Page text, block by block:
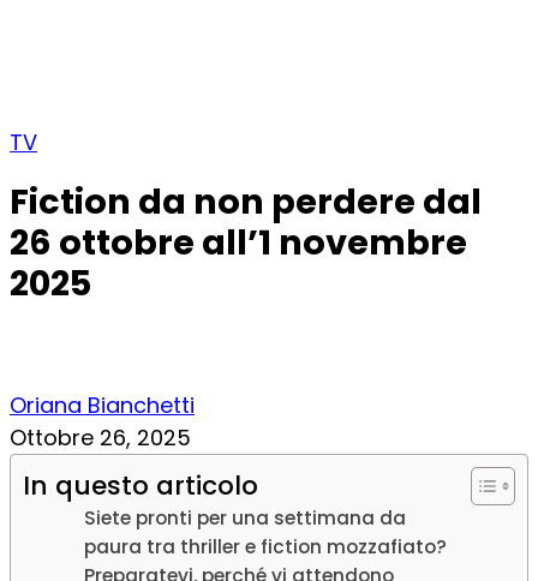
TV
Fiction da non perdere dal
26 ottobre all’1 novembre
2025
Oriana Bianchetti
Ottobre 26, 2025
In questo articolo
Siete pronti per una settimana da
paura tra thriller e fiction mozzafiato?